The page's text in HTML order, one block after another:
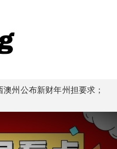
澳州公布新财年州担要求；